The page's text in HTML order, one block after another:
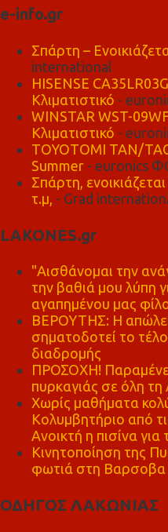
e-info.gr
Σπάρτη –
international
HISENSE
Κλιματιστικό -
WINSTAR WST-
Κλιματιστικό -
TOYOTOMI TAN/
Summer - euronics
Σπάρτη,
τ.μ, - Grad
LAKONES.gr
"Αισθάνομαι την
την βαθιά μου λύπη
αγαπημένου μας
ΒΕΡΟΥΤΗΣ: Η
σηματοδοτεί το
διαδρομής
ΠΡΟΣΟΧΗ!
πυρκαγιάς σε όλη
Χωρίς μαθήματα
Κολυμβητήριο από
Ανοικτή η πισίνα για
Κινητοποίηση της
φωτιά στη Βαρσοβα
ΟΔΗΓΟΣ ΛΑΚΩΝΙΑΣ